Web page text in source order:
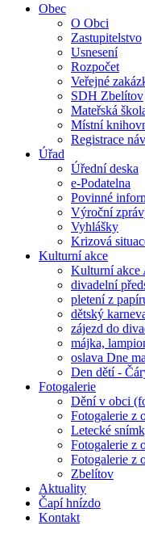
Obec
O Obci
Zastupitelstvo
Usnesení
Rozpočet
Veřejné
SDH Zbelítov
Mateřská
Místní
Registrace
Úřad
Úřední deska
e-Podatelna
Povinné
Výroční
Vyhlášky
Krizová
Kulturní akce
Kulturní akce
divadelní
pletení z
dětský
zájezd do
májka,
oslava Dne
Den dětí -
Fotogalerie
Dění v obci
Fotogalerie z
Letecké
Fotogalerie z
Fotogalerie z
Zbelítov
Aktuality
Čapí hnízdo
Kontakt